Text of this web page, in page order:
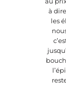
à
les